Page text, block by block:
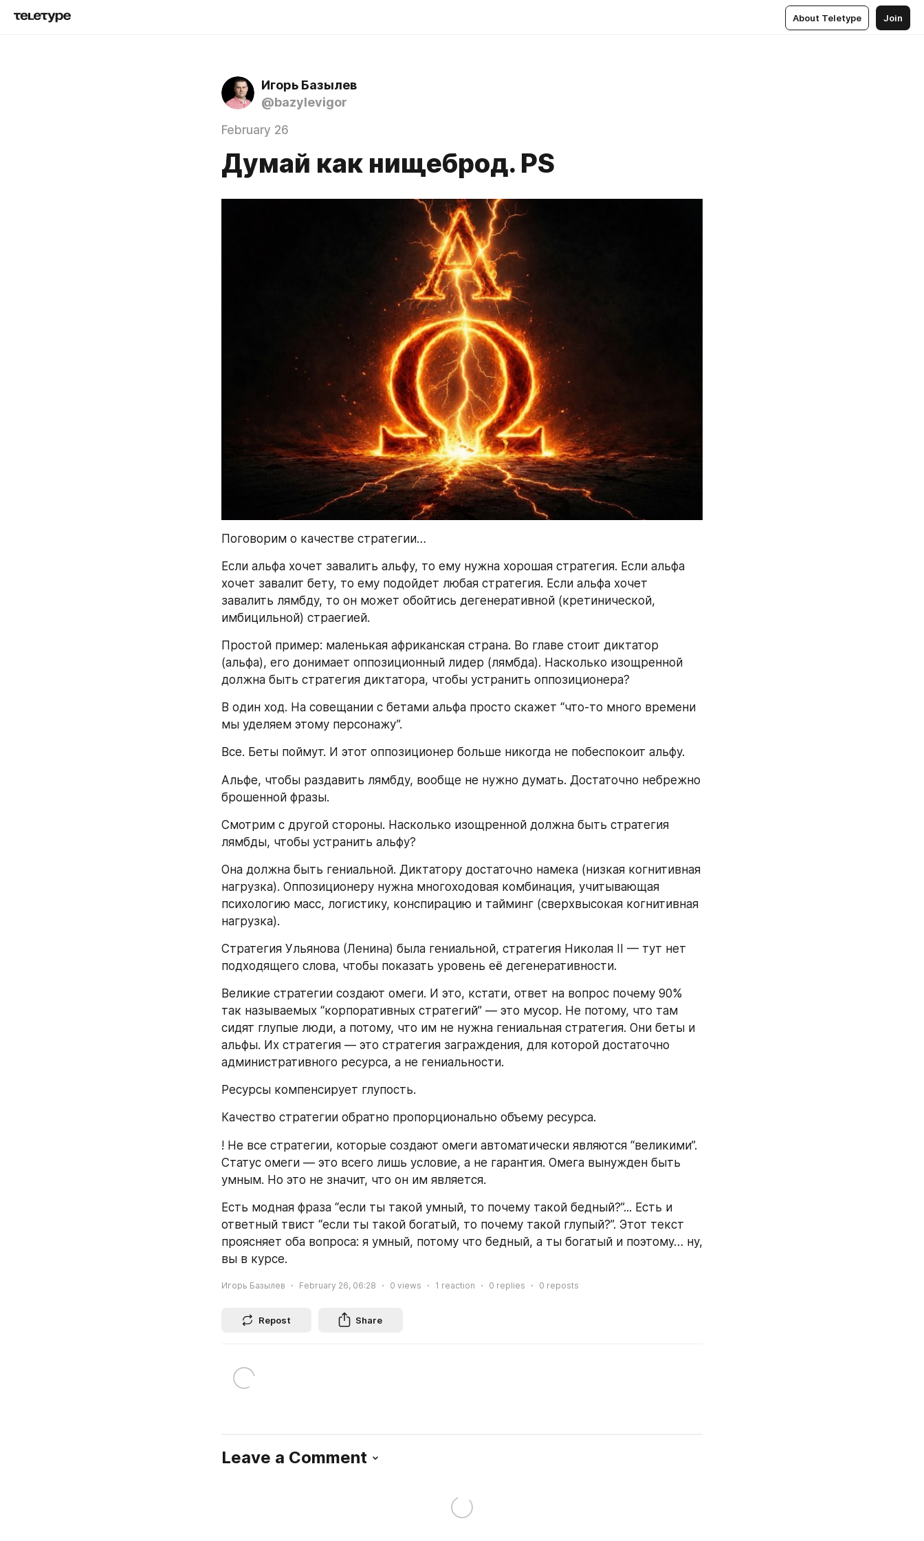
About Teletype Join
Игорь Базылев
@bazylevigor
February 26
Думай как нищеброд. PS
Поговорим о качестве стратегии…
Если альфа хочет завалить альфу, то ему нужна хорошая стратегия. Если альфа
хочет завалит бету, то ему подойдет любая стратегия. Если альфа хочет
завалить лямбду, то он может обойтись дегенеративной (кретинической,
имбицильной) страегией.
Простой пример: маленькая африканская страна. Во главе стоит диктатор
(альфа), его донимает оппозиционный лидер (лямбда). Насколько изощренной
должна быть стратегия диктатора, чтобы устранить оппозиционера?
В один ход. На совещании с бетами альфа просто скажет “что-то много времени
мы уделяем этому персонажу”.
Все. Беты поймут. И этот оппозиционер больше никогда не побеспокоит альфу.
Альфе, чтобы раздавить лямбду, вообще не нужно думать. Достаточно небрежно
брошенной фразы.
Смотрим с другой стороны. Насколько изощренной должна быть стратегия
лямбды, чтобы устранить альфу?
Она должна быть гениальной. Диктатору достаточно намека (низкая когнитивная
нагрузка). Оппозиционеру нужна многоходовая комбинация, учитывающая
психологию масс, логистику, конспирацию и тайминг (сверхвысокая когнитивная
нагрузка).
Стратегия Ульянова (Ленина) была гениальной, стратегия Николая II — тут нет
подходящего слова, чтобы показать уровень её дегенеративности.
Великие стратегии создают омеги. И это, кстати, ответ на вопрос почему 90%
так называемых “корпоративных стратегий” — это мусор. Не потому, что там
сидят глупые люди, а потому, что им не нужна гениальная стратегия. Они беты и
альфы. Их стратегия — это стратегия заграждения, для которой достаточно
административного ресурса, а не гениальности.
Ресурсы компенсирует глупость.
Качество стратегии обратно пропорционально объему ресурса.
! Не все стратегии, которые создают омеги автоматически являются “великими”.
Статус омеги — это всего лишь условие, а не гарантия. Омега вынужден быть
умным. Но это не значит, что он им является.
Есть модная фраза “если ты такой умный, то почему такой бедный?”... Есть и
ответный твист “если ты такой богатый, то почему такой глупый?”. Этот текст
проясняет оба вопроса: я умный, потому что бедный, а ты богатый и поэтому… ну,
вы в курсе.
Игорь Базылев February 26, 06:28 0 views 1 reaction 0 replies 0 reposts
Repost Share
Leave a Comment